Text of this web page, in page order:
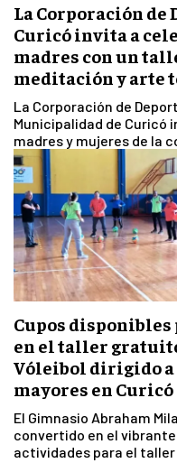
La Corporación de
Curicó invita a
madres con un
meditación y arte
La Corporación de
Municipalidad de Curicó
madres y mujeres de la
Cupos
en el taller
Vóleibol dirigido a
mayores en Curicó
El Gimnasio Abraham
convertido en el
actividades para el taller